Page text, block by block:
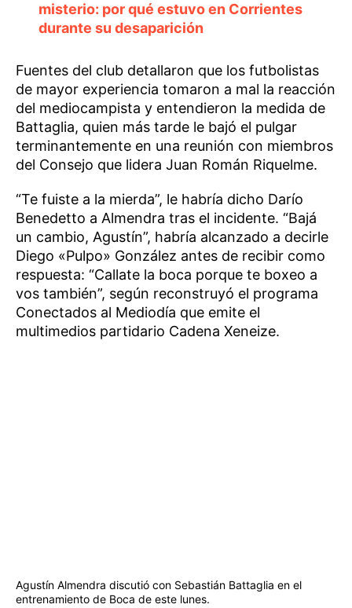
misterio: por qué estuvo en Corrientes
durante su desaparición
Fuentes del club detallaron que los futbolistas
de mayor experiencia tomaron a mal la reacción
del mediocampista y entendieron la medida de
Battaglia, quien más tarde le bajó el pulgar
terminantemente en una reunión con miembros
del Consejo que lidera Juan Román Riquelme.
“Te fuiste a la mierda”, le habría dicho Darío
Benedetto a Almendra tras el incidente. “Bajá
un cambio, Agustín”, habría alcanzado a decirle
Diego «Pulpo» González antes de recibir como
respuesta: “Callate la boca porque te boxeo a
vos también”, según reconstruyó el programa
Conectados al Mediodía que emite el
multimedios partidario Cadena Xeneize.
Agustín Almendra discutió con Sebastián Battaglia en el
entrenamiento de Boca de este lunes.